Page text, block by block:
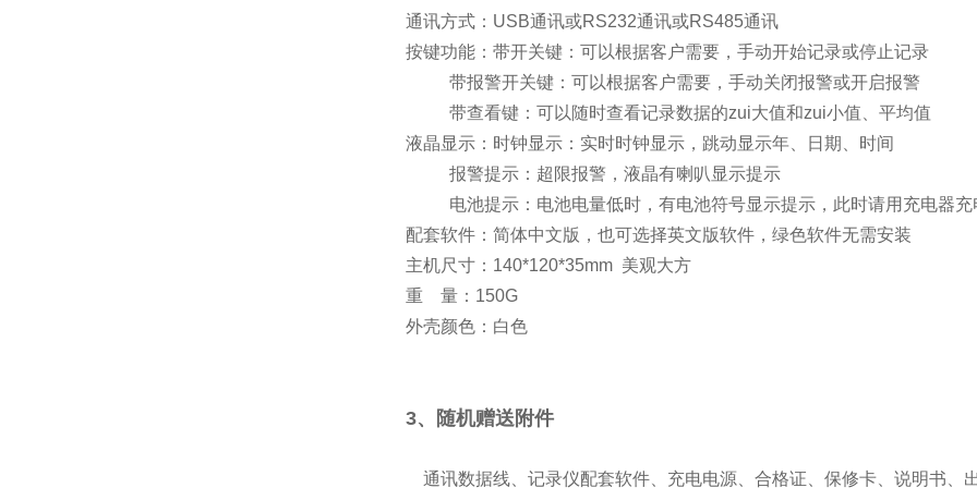
通讯方式：USB通讯或RS232通讯或RS485通讯
按键功能：带开关键：可以根据客户需要，手动开始记录或停止记录
带报警开关键：可以根据客户需要，手动关闭报警或开启报警
带查看键：可以随时查看记录数据的zui大值和zui小值、平均值
液晶显示：时钟显示：实时时钟显示，跳动显示年、日期、时间
报警提示：超限报警，液晶有喇叭显示提示
电池提示：电池电量低时，有电池符号显示提示，此时请用充电器充
配套软件：简体中文版，也可选择英文版软件，绿色软件无需安装
主机尺寸：140*120*35mm 美观大方
重 量：150G
外壳颜色：白色
3、随机赠送附件
通讯数据线、记录仪配套软件、充电电源、合格证、保修卡、说明书、